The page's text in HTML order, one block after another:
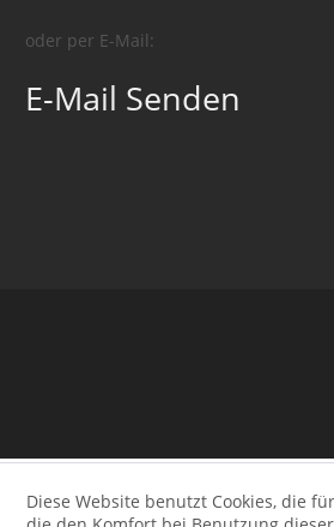
oder per E-Mail:
E-Mail Senden
Diese Website benutzt Cookies, die